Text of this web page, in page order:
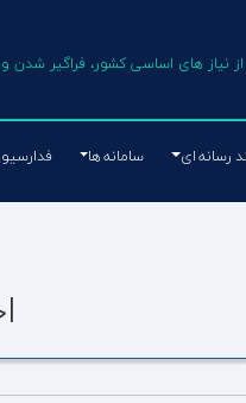
نیاز های اساسی کشور، فراگیر
رسانه ای سامانه ها